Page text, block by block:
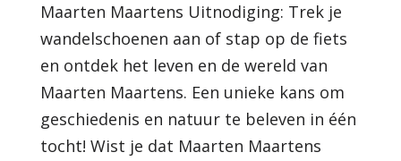
Maarten Maartens Uitnodiging: Trek je
wandelschoenen aan of stap op de fiets
en ontdek het leven en de wereld van
Maarten Maartens. Een unieke kans om
geschiedenis en natuur te beleven in één
tocht! Wist je dat Maarten Maartens